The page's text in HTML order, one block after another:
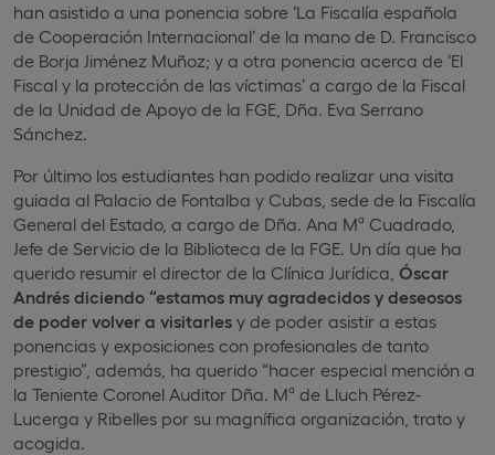
han asistido a una ponencia sobre ‘La Fiscalía española
de Cooperación Internacional’ de la mano de D. Francisco
de Borja Jiménez Muñoz; y a otra ponencia acerca de ‘El
Fiscal y la protección de las víctimas’ a cargo de la Fiscal
de la Unidad de Apoyo de la FGE, Dña. Eva Serrano
Sánchez.
Por último los estudiantes han podido realizar una visita
guiada al Palacio de Fontalba y Cubas, sede de la Fiscalía
General del Estado, a cargo de Dña. Ana Mª Cuadrado,
Jefe de Servicio de la Biblioteca de la FGE. Un día que ha
querido resumir el director de la Clínica Jurídica, Óscar
Andrés diciendo “estamos muy agradecidos y deseosos
de poder volver a visitarles y de poder asistir a estas
ponencias y exposiciones con profesionales de tanto
prestigio”, además, ha querido “hacer especial mención a
la Teniente Coronel Auditor Dña. Mª de Lluch Pérez-
Lucerga y Ribelles por su magnífica organización, trato y
acogida.